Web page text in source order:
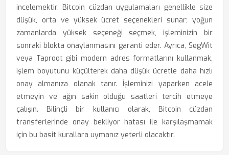
incelemektir. Bitcoin cüzdan uygulamaları genellikle size
düşük, orta ve yüksek ücret seçenekleri sunar; yoğun
zamanlarda yüksek seçeneği seçmek, işleminizin bir
sonraki blokta onaylanmasını garanti eder. Ayrıca, SegWit
veya Taproot gibi modern adres formatlarını kullanmak,
işlem boyutunu küçülterek daha düşük ücretle daha hızlı
onay almanıza olanak tanır. İşleminizi yaparken acele
etmeyin ve ağın sakin olduğu saatleri tercih etmeye
çalışın. Bilinçli bir kullanıcı olarak, Bitcoin cüzdan
transferlerinde onay bekliyor hatası ile karşılaşmamak
için bu basit kurallara uymanız yeterli olacaktır.